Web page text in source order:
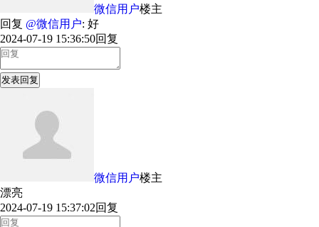
微信用户楼主
回复 @微信用户: 好
2024-07-19 15:36:50回复
发表回复
微信用户楼主
漂亮
2024-07-19 15:37:02回复